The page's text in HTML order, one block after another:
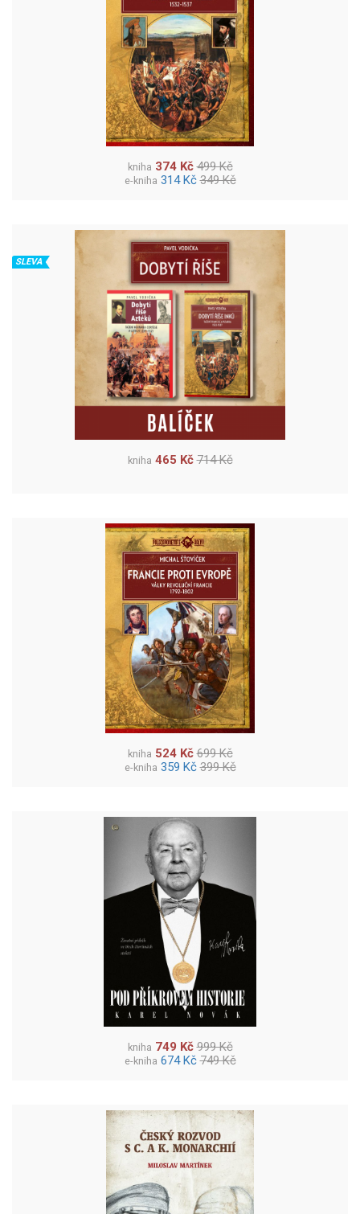
kniha 374 Kč 499 Kč
e-kniha 314 Kč 349 Kč
SLEVA
kniha 465 Kč 714 Kč
kniha 524 Kč 699 Kč
e-kniha 359 Kč 399 Kč
kniha 749 Kč 999 Kč
e-kniha 674 Kč 749 Kč